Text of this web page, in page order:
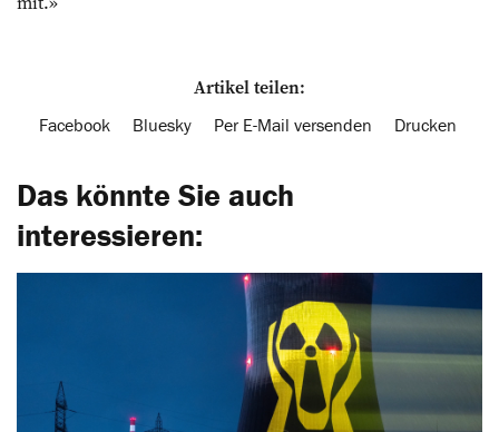
Artikel teilen:
Facebook Bluesky Per E-Mail versenden Drucken
Das könnte Sie auch
interessieren: